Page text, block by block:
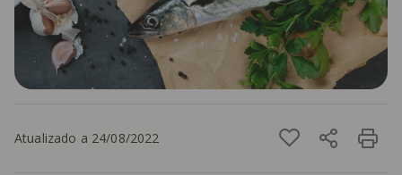
Atualizado a 24/08/2022